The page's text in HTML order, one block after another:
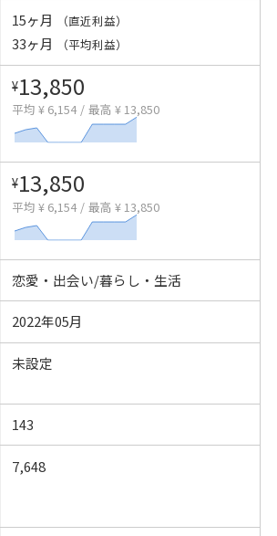
15ヶ月 （直近利益）
33ヶ月 （平均利益）
¥13,850
平均 ¥ 6,154 / 最高 ¥ 13,850
¥13,850
平均 ¥ 6,154 / 最高 ¥ 13,850
恋愛・出会い/暮らし・生活
2022年05月
未設定
143
7,648